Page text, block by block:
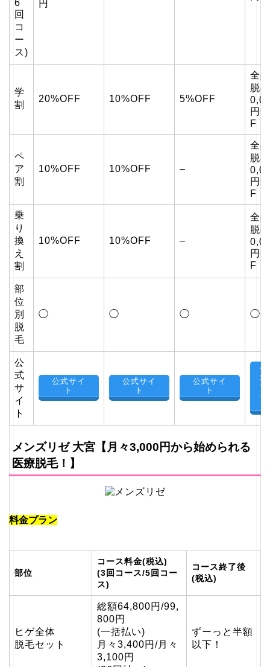
6
回
コ
ー
ス)
円
学
割
20%OFF 10%OFF 5%OFF
全身
脱
円
F
ペ
ア
割
10%OFF 10%OFF –
全身
脱
円
F
乗
り
換
え
割
10%OFF 10%OFF –
全身
脱
円
F
部
位
別
脱
毛
◯ ◯ ◯ ◯
公
式
サ
イ
ト
公式サイ
ト
公式サイ
ト
公式サイ
ト
公
式
サ
イ
メンズリゼ 大宮【月々3,000円から始められる
医療脱毛！】
料金プラン
部位
コース料金(税込)
(3回コース/5回コー
ス)
コース終了後
(税込)
ヒゲ全体
脱毛セット
総額64,800円/99,
800円
(一括払い)
月々3,400円/月々
3,100円
ずーっと半額
以下！